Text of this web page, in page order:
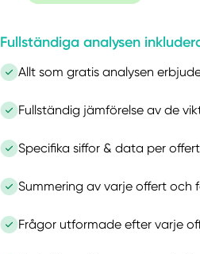
Fullständiga analysen
Allt som gratis analysen
Fullständig jämförelse av de
Specifika siffor & data per offert
Summering av varje offert och
Frågor utformade efter varje